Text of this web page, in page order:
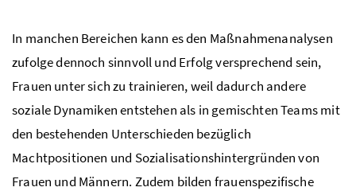
In manchen Bereichen kann es den Maßnahmenanalysen
zufolge dennoch sinnvoll und Erfolg versprechend sein,
Frauen unter sich zu trainieren, weil dadurch andere
soziale Dynamiken entstehen als in gemischten Teams mit
den bestehenden Unterschieden bezüglich
Machtpositionen und Sozialisationshintergründen von
Frauen und Männern. Zudem bilden frauenspezifische